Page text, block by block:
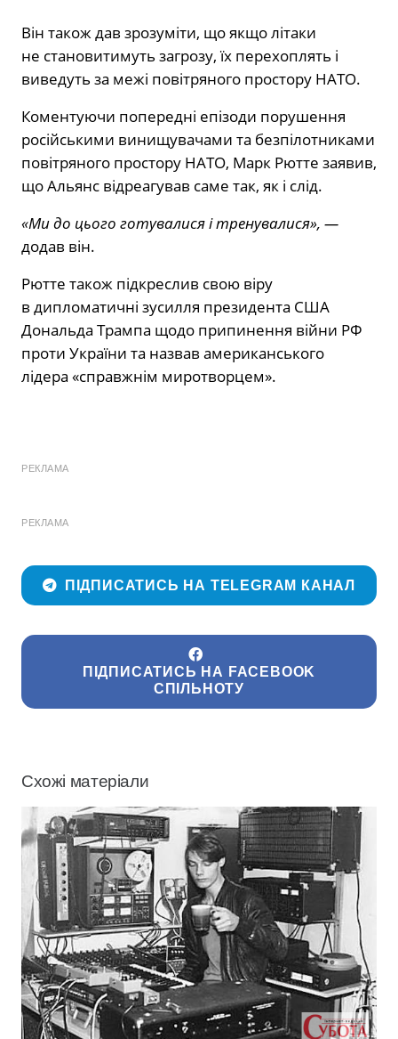
Він також дав зрозуміти, що якщо літаки
не становитимуть загрозу, їх перехоплять і
виведуть за межі повітряного простору НАТО.
Коментуючи попередні епізоди порушення
російськими винищувачами та безпілотниками
повітряного простору НАТО, Марк Рютте заявив,
що Альянс відреагував саме так, як і слід.
«Ми до цього готувалися і тренувалися», —
додав він.
Рютте також підкреслив свою віру
в дипломатичні зусилля президента США
Дональда Трампа щодо припинення війни РФ
проти України та назвав американського
лідера «справжнім миротворцем».
РЕКЛАМА
РЕКЛАМА
ПІДПИСАТИСЬ НА TELEGRAM КАНАЛ
ПІДПИСАТИСЬ НА FACEBOOK
СПІЛЬНОТУ
Схожі матеріали